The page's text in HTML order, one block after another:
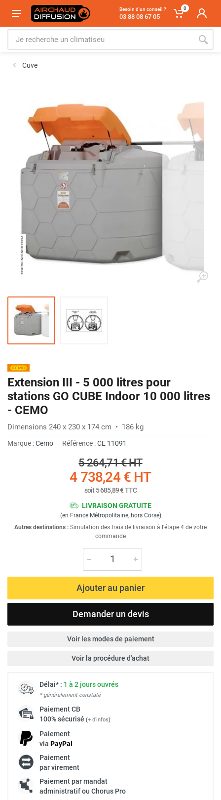
Besoin d'un conseil ?
03 88 08 67 05
0
Cuve
Extension III - 5 000 litres pour
stations GO CUBE Indoor 10 000 litres
- CEMO
Dimensions 240 x 230 x 174 cm • 186 kg
Marque :Cemo Référence :CE 11091
5 264,71 €HT
4 738,24 € HT
soit5 685,89 €TTC
LIVRAISON GRATUITE
(en France Métropolitaine, hors Corse)
Autres destinations : Simulation des frais de livraison à l'étape 4 de votre
commande
Ajouter au panier
Demander un devis
Voir les modes de paiement
Voir la procédure d'achat
Délai* : 1 à 2 jours ouvrés
* généralement constaté
PaiementCB
100% sécurisé (+ d'infos)
Paiement
via PayPal
Paiement
par virement
Paiement par mandat
administratif ou Chorus Pro